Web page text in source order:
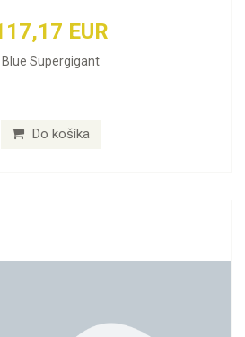
EUR
Blue Supergigant
Do košíka